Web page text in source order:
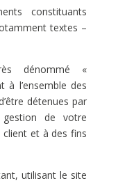
constituants
textes –
dénommé «
à l’ensemble des
détenues par
de votre
et à des fins
utilisant le site